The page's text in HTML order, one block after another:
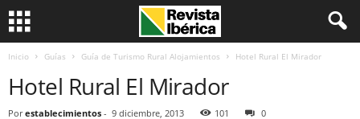
Inicio Guías Guía de Turismo Rural Alojamientos Hotel Rural El Mirador
Hotel Rural El Mirador
Por establecimientos - 9 diciembre, 2013 101 0